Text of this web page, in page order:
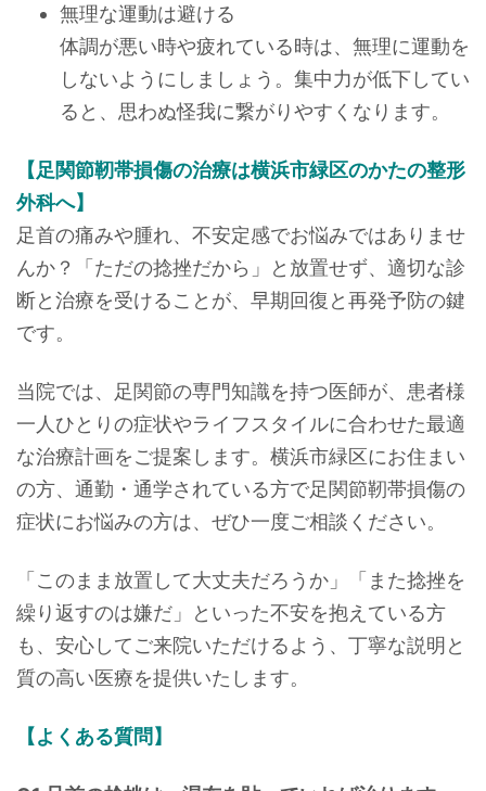
無理な運動は避ける
体調が悪い時や疲れている時は、無理に運動を
しないようにしましょう。集中力が低下してい
ると、思わぬ怪我に繋がりやすくなります。
【足関節靭帯損傷の治療は横浜市緑区のかたの整形
外科へ】
足首の痛みや腫れ、不安定感でお悩みではありませ
んか？「ただの捻挫だから」と放置せず、適切な診
断と治療を受けることが、早期回復と再発予防の鍵
です。
当院では、足関節の専門知識を持つ医師が、患者様
一人ひとりの症状やライフスタイルに合わせた最適
な治療計画をご提案します。横浜市緑区にお住まい
の方、通勤・通学されている方で足関節靭帯損傷の
症状にお悩みの方は、ぜひ一度ご相談ください。
「このまま放置して大丈夫だろうか」「また捻挫を
繰り返すのは嫌だ」といった不安を抱えている方
も、安心してご来院いただけるよう、丁寧な説明と
質の高い医療を提供いたします。
【よくある質問】